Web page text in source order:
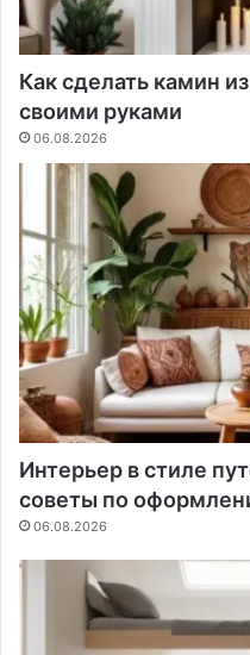
Как сделать камин
своими руками
06.08.2026
Интерьер в стиле
советы по
06.08.2026